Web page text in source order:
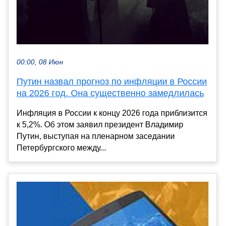
00:00, 08 Июн
Путин назвал прогноз по инфляции в России
на 2026 год. Она существенно замедлилась
Инфляция в России к концу 2026 года приблизится
к 5,2%. Об этом заявил президент Владимир
Путин, выступая на пленарном заседании
Петербургского между...